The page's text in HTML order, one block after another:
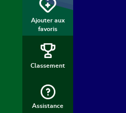
Ajouter aux
favoris
Classement
Assistance